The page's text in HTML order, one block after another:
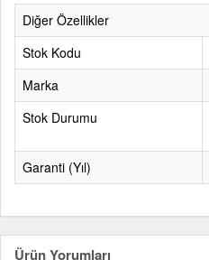
Diğer Özellikler
Stok Kodu
Marka
Stok Durumu
Garanti (Yıl)
Ürün Yorumları